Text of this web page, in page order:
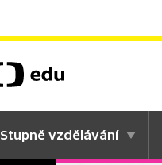
Stupně vzdělávání